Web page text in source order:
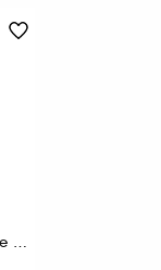
Le fard à joues effet bonne mine